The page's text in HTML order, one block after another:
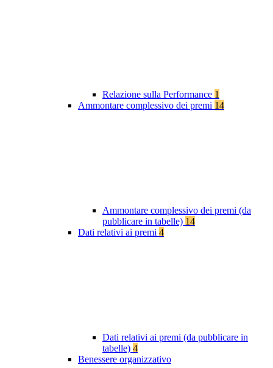
Relazione sulla Performance 1
Ammontare complessivo dei premi 14
Ammontare complessivo dei premi (da
pubblicare in tabelle) 14
Dati relativi ai premi 4
Dati relativi ai premi (da pubblicare in
tabelle) 4
Benessere organizzativo